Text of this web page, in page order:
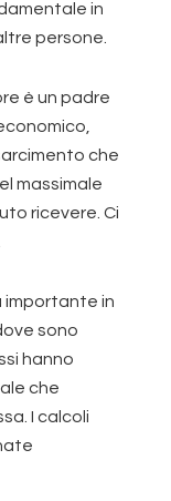
in
persone.
è un padre
che
massimale
ricevere. Ci
importante in
sono
hanno
che
I calcoli